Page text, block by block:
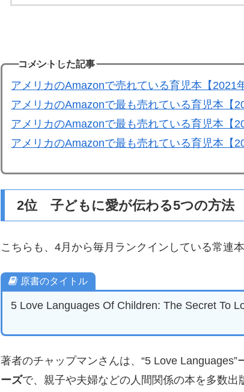
コメントした記事
アメリカのAmazonで売れている育児本【2021
アメリカのAmazonで最も売れている育児本【
アメリカのAmazonで最も売れている育児本【
アメリカのAmazonで最も売れている育児本【
2位 子どもに愛が伝わる5つの方法
こちらも、4月から毎月ランクインしている常連
原書のタイトル
5 Love Languages Of Children: The Secret To
著者のチャップマンさんは、“5 Love Languages”
ーズで、親子や夫婦などの人間関係の本を多数出